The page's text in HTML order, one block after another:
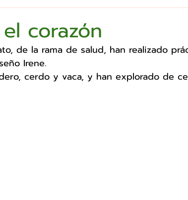
corazón
de la rama de salud, han realizado
Irene.
cerdo y vaca, y han explorado de